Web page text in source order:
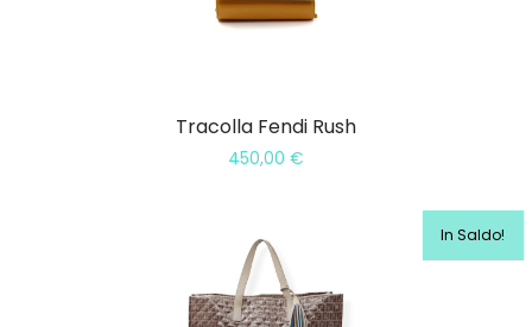
Tracolla Fendi Rush
450,00 €
In Saldo!